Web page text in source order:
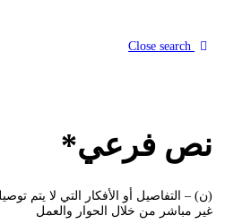
Close search
نص فرعي*
(ن) – التفاصيل أو الأفكار التي لا يتم
غير مباشر من خلال الحوار والعمل